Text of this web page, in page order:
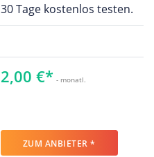
30 Tage kostenlos testen.
2,00 €* - monatl.
ZUM ANBIETER *